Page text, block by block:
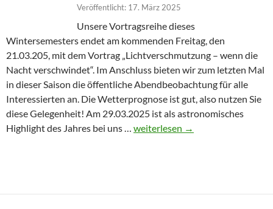
Veröffentlicht: 17. März 2025
Unsere Vortragsreihe dieses
Wintersemesters endet am kommenden Freitag, den
21.03.205, mit dem Vortrag „Lichtverschmutzung – wenn die
Nacht verschwindet“. Im Anschluss bieten wir zum letzten Mal
in dieser Saison die öffentliche Abendbeobachtung für alle
Interessierten an. Die Wetterprognose ist gut, also nutzen Sie
diese Gelegenheit! Am 29.03.2025 ist als astronomisches
Highlight des Jahres bei uns … Winterprogramm endet mit
weiterlesen →